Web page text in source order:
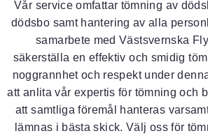
Vår service omfattar tömning av
dödsbo samt hantering av alla
samarbete med Västsvernska
säkerställa en effektiv och smidig
noggrannhet och respekt under
att anlita vår expertis för tömning och
att samtliga föremål hanteras
lämnas i bästa skick. Välj oss för